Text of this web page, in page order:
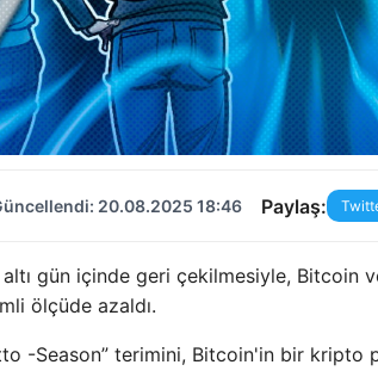
20.08.2025 18:46 Paylaş:
altı gün içinde geri çekilmesiyle, Bitcoin
ölçüde azaldı.
-Season” terimini, Bitcoin'in bir kripto